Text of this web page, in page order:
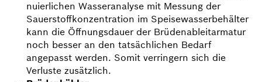
nuierlichen Wasser­analyse mit Messung der
Sauerstoff­konzentration im Speisewasserbehälter
kann die Öffnungsdauer der Brüdenableitarmatur
noch besser an den tatsächlichen Bedarf
angepasst werden. Somit verrin­gern sich die
Verluste zusätzlich.